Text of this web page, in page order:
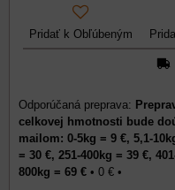
Pridať k Obľúbeným
celkovej hmotnosti bude
mailom: 0-5kg = 9 €, 5,1-
= 30 €, 251-400kg = 39 €,
800kg = 69 € • 0 € •